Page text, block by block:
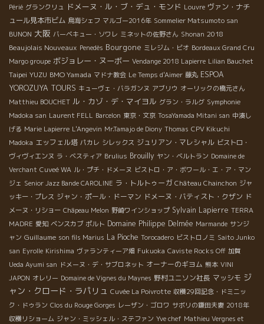
Périé グランクリュ ドメーヌ・ル・ブ・デュ・モンド Louvre ヴァン・ナチ
ュール見本市ビム 鳥海シェフ マルゴー2016年 Sommelier Matsumoto san
BUNON 大阪 バーベキュー・ソワレ ミネットの佐野さん Shonan 2018
Beaujolais Nouveaux Penedès Bourgone ミレジム・ビオ Bordeaux Grand Cru
Margo groupe ボジョレー・ヌーボー Vendange 2018 Lapierre Lilian Bauchet
Taipei YUZU BMO Yamada マドナ教会 Le Temps d'Aimer 藤丸 ESPOA
YOROZUYA TOURS キューヴェ・バラガンヌ アブリウ オーリックの橋元さん
Matthieu BOUCHET ル・カゾ・デ・マイヨル グラン・ラルグ Symphonie
Madoka san Laurent FELL Barcelon 東京・文京 TosaYamada Mitani san 中湊し
げる Marie Lapierre L'Angevin Mr.Tamajo de Diony Thomas CPV Kikuchi
Madoka エッフェル塔 パカレ シレックス ジュリアン・マレシャル ビストロ・
ヴィヴィエンヌ ラ・ベスティア Brulius Brouilly ヤン・ベルトラン Domaine de
Verchant Cuveé WA ル・プチ・ドメーヌ ビストロ・ア・ボワール・エ・ア・マン
ジェ Senior Jazz Bande CAROLINE ラ・トルトゥーガ Château Chainchon ジャ
ッキー・プレス ジャン・ポール・ドーマン ドメーヌ・バティスト・クザン ド
メーヌ・リショー Châpeau Melon 野崎ワインショップ Sylvain Lapierre TERRA
MADRE 愛知 ベンスカブ ポルト Domaine Philippe Delmée Marmande サンジ
ャン Guillaume son fils Marius La Pioche Torocadero ビストロノミ Saito Junko
san Eyrolle Kirishima ヴァランティーア畑 Fukuoka Caviste Rocks Off 加賀
Ueda Ayumi san ドメーヌ・デ・サブロネット オーナーのギヨム 熊本 VINI
JAPON オレリー Domaine de Vignes du Maynes 野村ユニソン社長 マッシモ ジ
ャン・クロード・ラパリュ Cuvée La Poivrotte 収穫29回記念・ドミニッ
ク・ドゥラン Clos du Rouge Gorges レーザン・ゴロワ サボリの鎌田夫妻 2018年
収穫リショーム ジャン・ミッシェル・ステファン Yve chef Mathieu Vergnes et